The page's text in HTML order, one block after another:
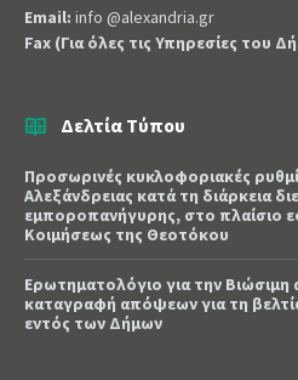
Email: info @alexandria.gr
Fax (Για όλες τις Υπηρεσίες του
Δελτία Τύπου
Προσωρινές κυκλοφοριακές
Αλεξάνδρειας κατά τη διάρκεια
εμποροπανήγυρης, στο πλαίσιο
Κοιμήσεως της Θεοτόκου
Ερωτηματολόγιο για την Βιώσιμη
καταγραφή απόψεων για τη
εντός των Δήμων